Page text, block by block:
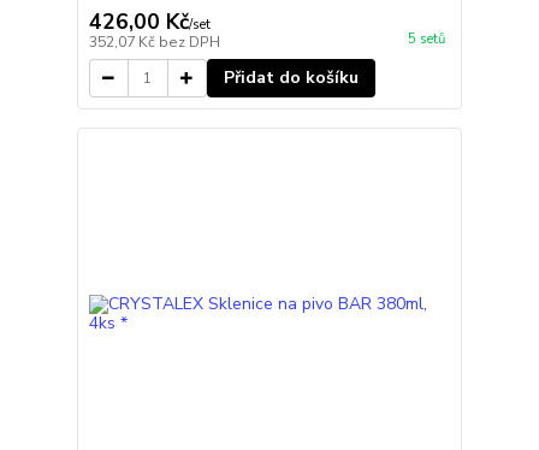
426,00 Kč/set
352,07 Kč bez DPH 5 setů
Přidat do košíku